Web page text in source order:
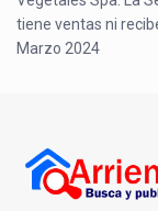
tiene ventas ni
Marzo 2024